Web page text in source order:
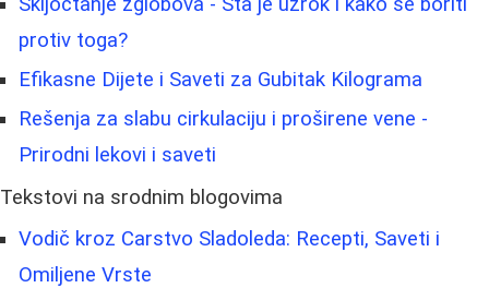
protiv toga?
Efikasne Dijete i Saveti za Gubitak Kilograma
Rešenja za slabu cirkulaciju i proširene vene -
Prirodni lekovi i saveti
Tekstovi na srodnim blogovima
Vodič kroz Carstvo Sladoleda: Recepti, Saveti i
Omiljene Vrste